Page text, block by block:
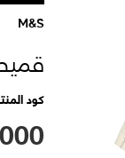
M&S
كود